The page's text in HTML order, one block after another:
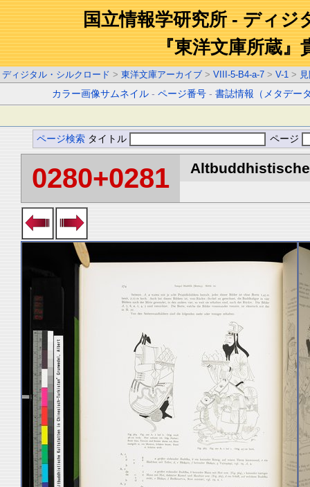
国立情報学研究所 - ディジ
『東洋文庫所蔵』
ディジタル・シルクロード > 東洋文庫アーカイブ > VIII-5-B4-a-7 > V-1 >
カラー画像サムネイル -ページ番号 -書誌情報（メタデー
ページ検索 タイトル ページ
0280+0281